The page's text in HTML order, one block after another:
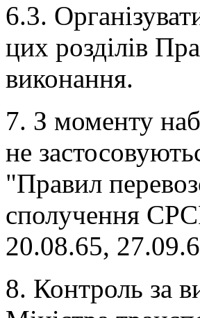
6.3.
цих розділів
виконання.
7. З моменту
не
"Правил
сполучення
20.08.65,
8. Контроль за